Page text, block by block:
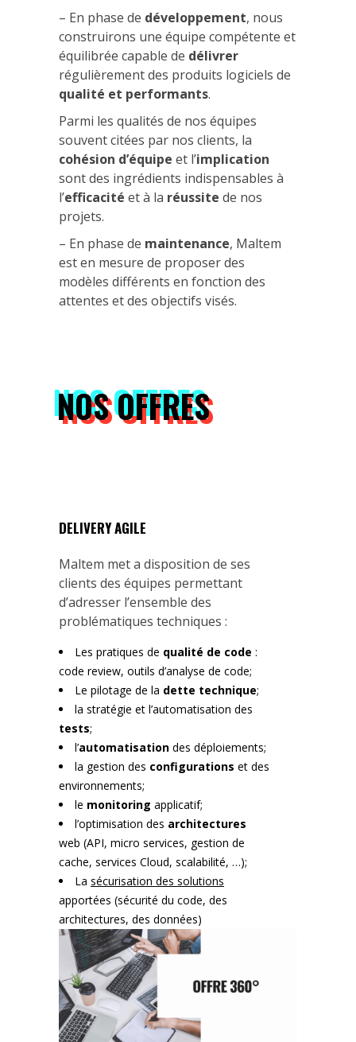
– En phase de développement, nous
construirons une équipe compétente et
équilibrée capable de délivrer
régulièrement des produits logiciels de
qualité et performants.
Parmi les qualités de nos équipes
souvent citées par nos clients, la
cohésion d’équipe et l’implication
sont des ingrédients indispensables à
l’efficacité et à la réussite de nos
projets.
– En phase de maintenance, Maltem
est en mesure de proposer des
modèles différents en fonction des
attentes et des objectifs visés.
NOS OFFRES
DELIVERY AGILE
Maltem met a disposition de ses
clients des équipes permettant
d’adresser l’ensemble des
problématiques techniques :
Les pratiques de qualité de code :
code review, outils d’analyse de code;
Le pilotage de la dette technique;
la stratégie et l’automatisation des
tests;
l’automatisation des déploiements;
la gestion des configurations et des
environnements;
le monitoring applicatif;
l’optimisation des architectures
web (API, micro services, gestion de
cache, services Cloud, scalabilité, …);
La sécurisation des solutions
apportées (sécurité du code, des
architectures, des données)